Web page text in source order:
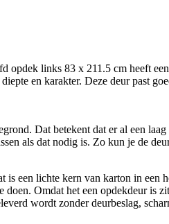
links 83 x 211.5 cm heeft
en karakter. Deze deur past
Dat betekent dat er al een
als dat nodig is. Zo kun je de
een lichte kern van karton in
Omdat het een opdekdeur is
wordt zonder deurbeslag,